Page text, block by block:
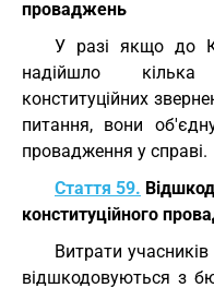
проваджень
У разі якщо до
надійшло кілька
конституційних
питання, вони
провадження у справі.
Стаття 59.
конституційного
Витрати
відшкодовуються з